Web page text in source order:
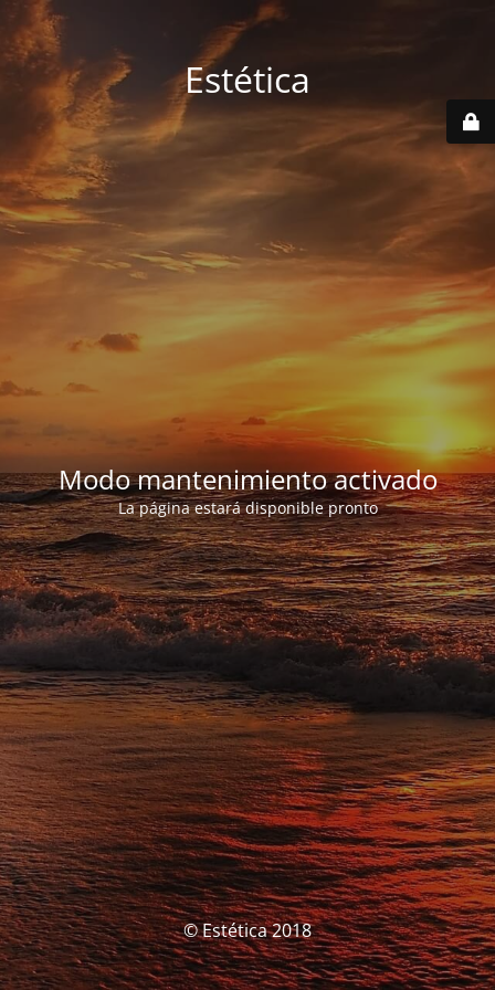
Estética
Modo mantenimiento activado
La página estará disponible pronto
© Estética 2018